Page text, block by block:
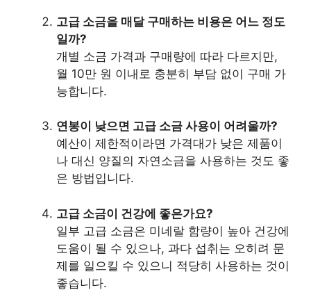
고급 소금을 매달 구매하는 비용은 어느 정도
일까?
개별 소금 가격과 구매량에 따라 다르지만,
월 10만 원 이내로 충분히 부담 없이 구매 가
능합니다.
연봉이 낮으면 고급 소금 사용이 어려울까?
예산이 제한적이라면 가격대가 낮은 제품이
나 대신 양질의 자연소금을 사용하는 것도 좋
은 방법입니다.
고급 소금이 건강에 좋은가요?
일부 고급 소금은 미네랄 함량이 높아 건강에
도움이 될 수 있으나, 과다 섭취는 오히려 문
제를 일으킬 수 있으니 적당히 사용하는 것이
좋습니다.